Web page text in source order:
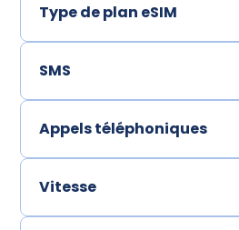
Type de plan eSIM
SMS
Appels téléphoniques
Vitesse